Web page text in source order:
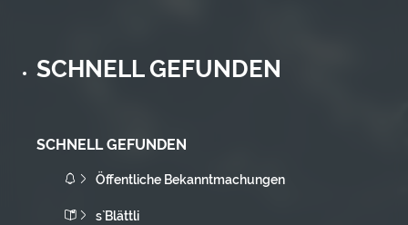
SCHNELL GEFUNDEN
SCHNELL GEFUNDEN
Öffentliche Bekanntmachungen
s`Blättli